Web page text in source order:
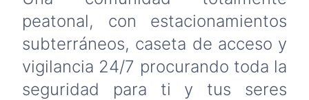
peatonal, con estacionamientos
subterráneos, caseta de acceso y
vigilancia 24/7 procurando toda la
seguridad para ti y tus seres